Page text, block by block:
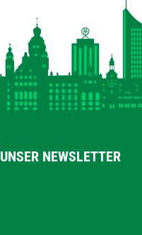
UNSER NEWSLETTER